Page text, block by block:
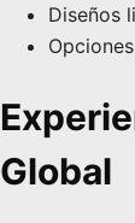
Diseños
Global